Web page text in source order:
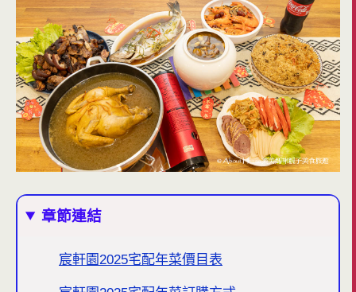
章節連結
宸軒園2025宅配年菜價目表